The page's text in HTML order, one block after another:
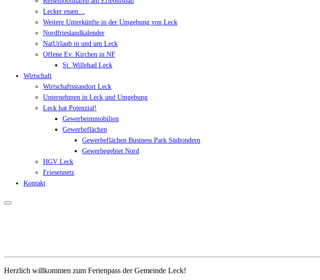
Lecker essen…
Weitere Unterkünfte in der Umgebung von Leck
Nordfrieslandkalender
NatUrlaub in und um Leck
Offene Ev. Kirchen in NF
St. Willehad Leck
Wirtschaft
Wirtschaftsstandort Leck
Unternehmen in Leck und Umgebung
Leck hat Potenzial!
Gewerbeimmobilien
Gewerbeflächen
Gewerbeflächen Business Park Südtondern
Gewerbegebiet Nord
HGV Leck
Friesennetz
Kontakt
Herzlich willkommen zum Ferienpass der Gemeinde Leck!